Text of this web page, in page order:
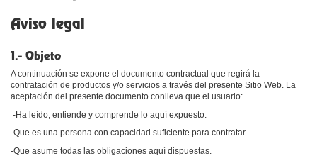
Aviso legal
1.- Objeto
A continuación se expone el documento contractual que regirá la
contratación de productos y/o servicios a través del presente Sitio Web. La
aceptación del presente documento conlleva que el usuario:
-Ha leído, entiende y comprende lo aquí expuesto.
-Que es una persona con capacidad suficiente para contratar.
-Que asume todas las obligaciones aquí dispuestas.